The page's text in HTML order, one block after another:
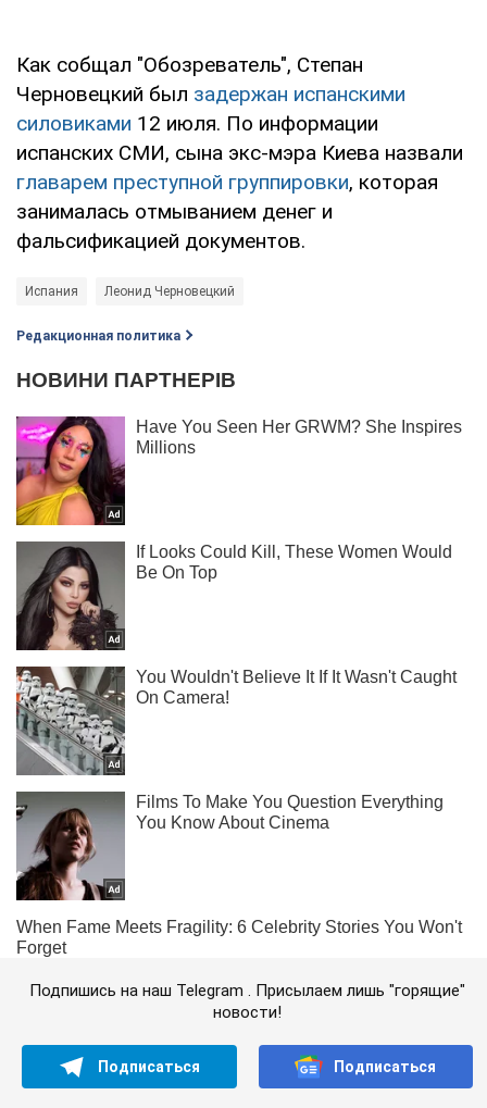
Как собщал "Обозреватель", Степан
Черновецкий был задержан испанскими
силовиками 12 июля. По информации
испанских СМИ, сына экс-мэра Киева назвали
главарем преступной группировки, которая
занималась отмыванием денег и
фальсификацией документов.
Испания Леонид Черновецкий
Редакционная политика
Подпишись на наш Telegram . Присылаем лишь "горящие"
новости!
Подписаться Подписаться